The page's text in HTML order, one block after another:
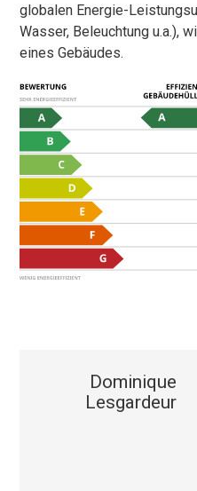
globalen Energie-
Wasser, Beleuchtung u.a.),
eines Gebäudes.
Dominique
Lesgardeur